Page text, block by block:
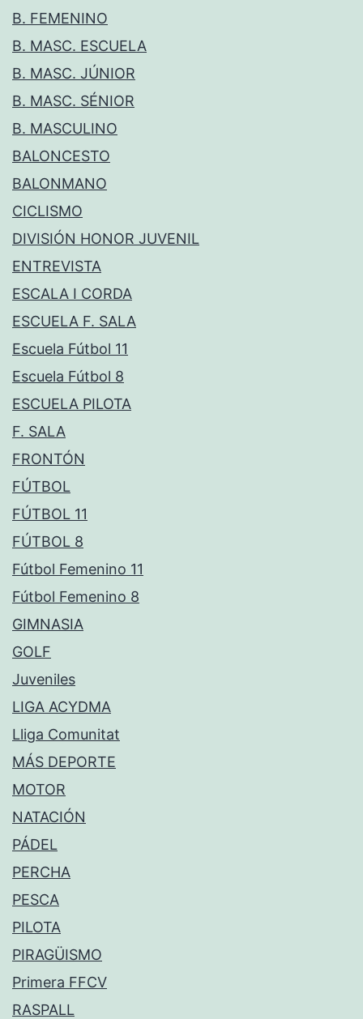
B. FEMENINO
B. MASC. ESCUELA
B. MASC. JÚNIOR
B. MASC. SÉNIOR
B. MASCULINO
BALONCESTO
BALONMANO
CICLISMO
DIVISIÓN HONOR JUVENIL
ENTREVISTA
ESCALA I CORDA
ESCUELA F. SALA
Escuela Fútbol 11
Escuela Fútbol 8
ESCUELA PILOTA
F. SALA
FRONTÓN
FÚTBOL
FÚTBOL 11
FÚTBOL 8
Fútbol Femenino 11
Fútbol Femenino 8
GIMNASIA
GOLF
Juveniles
LIGA ACYDMA
Lliga Comunitat
MÁS DEPORTE
MOTOR
NATACIÓN
PÁDEL
PERCHA
PESCA
PILOTA
PIRAGÜISMO
Primera FFCV
RASPALL